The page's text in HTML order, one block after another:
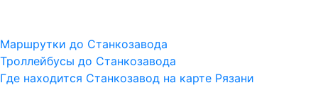
Маршрутки до Станкозавода
Троллейбусы до Станкозавода
Где находится Станкозавод на карте Рязани